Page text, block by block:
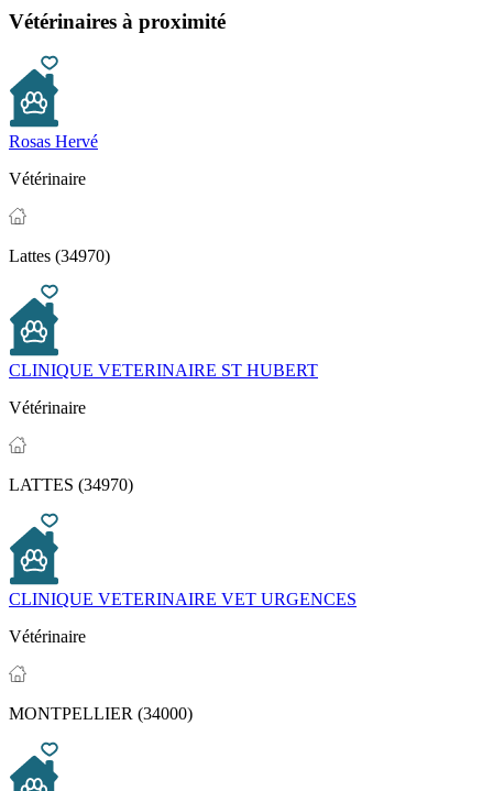
Vétérinaires à proximité
Rosas Hervé
Vétérinaire
Lattes (34970)
CLINIQUE VETERINAIRE ST HUBERT
Vétérinaire
LATTES (34970)
CLINIQUE VETERINAIRE VET URGENCES
Vétérinaire
MONTPELLIER (34000)